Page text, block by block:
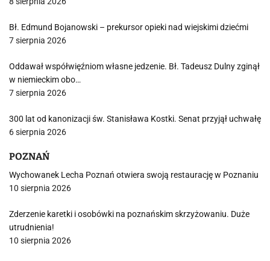
Bł. Edmund Bojanowski – prekursor opieki nad wiejskimi dziećmi
7 sierpnia 2026
Oddawał współwięźniom własne jedzenie. Bł. Tadeusz Dulny zginął
w niemieckim obo…
7 sierpnia 2026
300 lat od kanonizacji św. Stanisława Kostki. Senat przyjął uchwałę
6 sierpnia 2026
POZNAŃ
Wychowanek Lecha Poznań otwiera swoją restaurację w Poznaniu
10 sierpnia 2026
Zderzenie karetki i osobówki na poznańskim skrzyżowaniu. Duże
utrudnienia!
10 sierpnia 2026